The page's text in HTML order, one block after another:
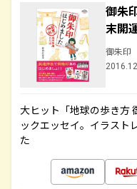
御朱
末開
御朱印
大ヒット「地球の歩き方
ックエッセイ。イラスト
た